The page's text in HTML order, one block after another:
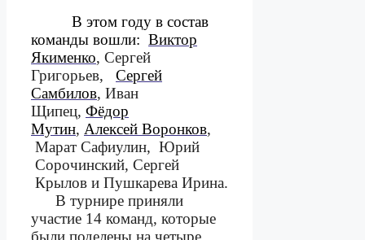
В этом году в состав
команды вошли: Виктор
Якименко, Сергей
Григорьев,
Сергей
Самбилов, Иван
Щипец, Фёдор
Мутин, Алексей Воронков,
Марат Сафиулин, Юрий
Сорочинский, Сергей
Крылов и Пушкарева Ирина.
В турнире приняли
участие 14 команд, которые
были поделены на четыре